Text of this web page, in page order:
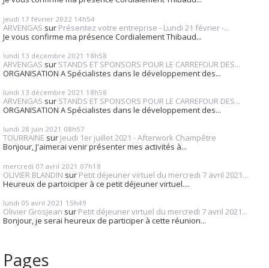
jeudi 17 février 2022 14h54
ARVENGAS sur Présentez votre entreprise - Lundi 21 février -...
Je vous confirme ma présence Cordialement Thibaud...
lundi 13 décembre 2021 18h58
ARVENGAS sur STANDS ET SPONSORS POUR LE CARREFOUR DES...
ORGANISATION A Spécialistes dans le développement des...
lundi 13 décembre 2021 18h58
ARVENGAS sur STANDS ET SPONSORS POUR LE CARREFOUR DES...
ORGANISATION A Spécialistes dans le développement des...
lundi 28 juin 2021 08h57
TOURRAINE sur Jeudi 1er juillet 2021 - Afterwork Champêtre
Bonjour, J'aimerai venir présenter mes activités à...
mercredi 07 avril 2021 07h18
OLIVIER BLANDIN sur Petit déjeuner virtuel du mercredi 7 avril 2021...
Heureux de partoiciper à ce petit déjeuner virtuel....
lundi 05 avril 2021 15h49
Olivier Grosjean sur Petit déjeuner virtuel du mercredi 7 avril 2021...
Bonjour, je serai heureux de participer à cette réunion...
Pages